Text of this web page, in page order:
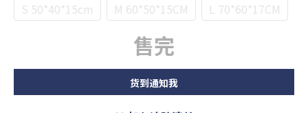
S 50*40*15cm M 60*50*15CM L 70*60*17CM
售完
货到通知我